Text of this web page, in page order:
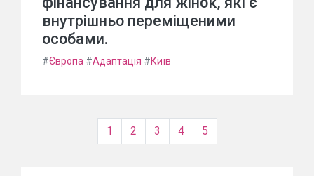
внутрішньо переміщеними
особами.
#Європа #Адаптація #Київ
1 2 3 4 5